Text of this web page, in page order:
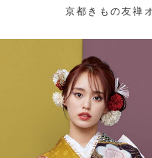
京都きもの友禅